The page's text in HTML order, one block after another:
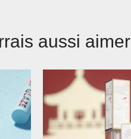
aussi aimer